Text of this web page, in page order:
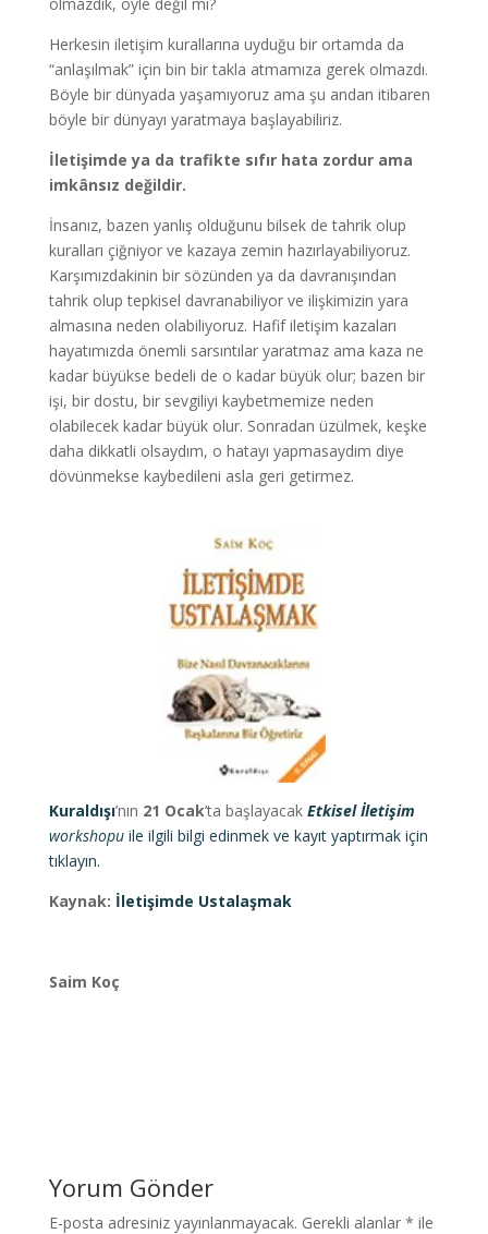
Herkesin iletişim kurallarına uyduğu bir ortamda da
“anlaşılmak” için bin bir takla atmamıza gerek olmazdı.
Böyle bir dünyada yaşamıyoruz ama şu andan itibaren
böyle bir dünyayı yaratmaya başlayabiliriz.
İletişimde ya da trafikte sıfır hata zordur ama
imkânsız değildir.
İnsanız, bazen yanlış olduğunu bilsek de tahrik olup
kuralları çiğniyor ve kazaya zemin hazırlayabiliyoruz.
Karşımızdakinin bir sözünden ya da davranışından
tahrik olup tepkisel davranabiliyor ve ilişkimizin yara
almasına neden olabiliyoruz. Hafif iletişim kazaları
hayatımızda önemli sarsıntılar yaratmaz ama kaza ne
kadar büyükse bedeli de o kadar büyük olur; bazen bir
işi, bir dostu, bir sevgiliyi kaybetmemize neden
olabilecek kadar büyük olur. Sonradan üzülmek, keşke
daha dikkatli olsaydım, o hatayı yapmasaydım diye
dövünmekse kaybedileni asla geri getirmez.
Kuraldışı’nın 21 Ocak’ta başlayacak Etkisel İletişim
workshopuile ilgili bilgi edinmek ve kayıt yaptırmak için
tıklayın.
Kaynak: İletişimde Ustalaşmak
Saim Koç
Yorum Gönder
E-posta adresiniz yayınlanmayacak. Gerekli alanlar * ile